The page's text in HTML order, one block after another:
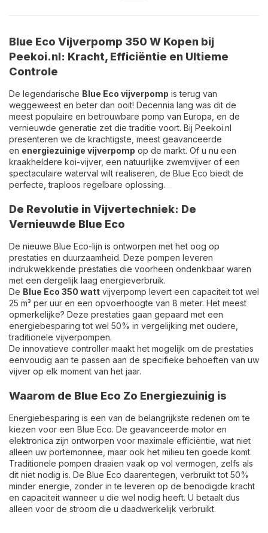
Blue Eco Vijverpomp 350 W Kopen bij
Peekoi.nl: Kracht, Efficiëntie en Ultieme
Controle
De legendarische Blue Eco vijverpomp is terug van
weggeweest en beter dan ooit! Decennia lang was dit de
meest populaire en betrouwbare pomp van Europa, en de
vernieuwde generatie zet die traditie voort. Bij Peekoi.nl
presenteren we de krachtigste, meest geavanceerde
en energiezuinige vijverpomp op de markt. Of u nu een
kraakheldere koi-vijver, een natuurlijke zwemvijver of een
spectaculaire waterval wilt realiseren, de Blue Eco biedt de
perfecte, traploos regelbare oplossing.
De Revolutie in Vijvertechniek: De
Vernieuwde Blue Eco
De nieuwe Blue Eco-lijn is ontworpen met het oog op
prestaties en duurzaamheid. Deze pompen leveren
indrukwekkende prestaties die voorheen ondenkbaar waren
met een dergelijk laag energieverbruik.
De Blue Eco 350 watt vijverpomp levert een capaciteit tot wel
25 m³ per uur en een opvoerhoogte van 8 meter. Het meest
opmerkelijke? Deze prestaties gaan gepaard met een
energiebesparing tot wel 50% in vergelijking met oudere,
traditionele vijverpompen.
De innovatieve controller maakt het mogelijk om de prestaties
eenvoudig aan te passen aan de specifieke behoeften van uw
vijver op elk moment van het jaar.
Waarom de Blue Eco Zo Energiezuinig is
Energiebesparing is een van de belangrijkste redenen om te
kiezen voor een Blue Eco. De geavanceerde motor en
elektronica zijn ontworpen voor maximale efficiëntie, wat niet
alleen uw portemonnee, maar ook het milieu ten goede komt.
Traditionele pompen draaien vaak op vol vermogen, zelfs als
dit niet nodig is. De Blue Eco daarentegen, verbruikt tot 50%
minder energie, zonder in te leveren op de benodigde kracht
en capaciteit wanneer u die wel nodig heeft. U betaalt dus
alleen voor de stroom die u daadwerkelijk verbruikt.